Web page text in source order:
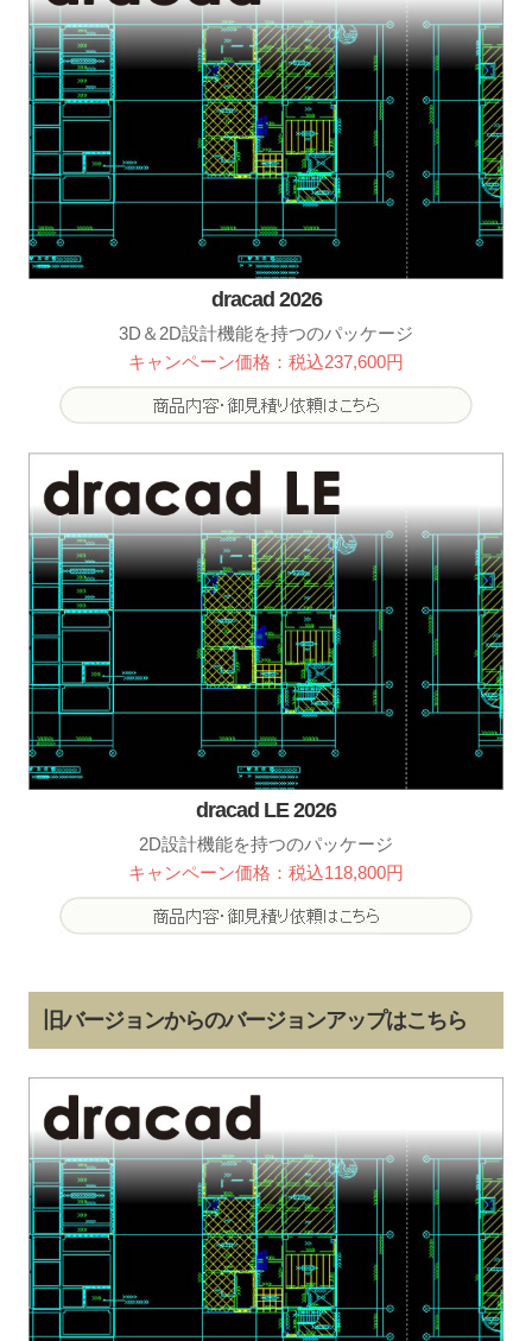
dracad 2026
3D＆2D設計機能を持つのパッケージ
キャンペーン価格：税込237,600円
dracad LE 2026
2D設計機能を持つのパッケージ
キャンペーン価格：税込118,800円
旧バージョンからのバージョンアップはこちら